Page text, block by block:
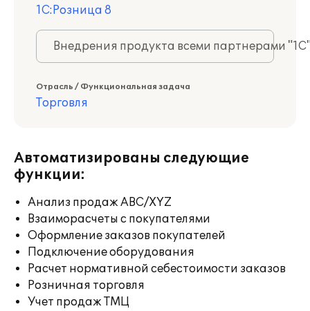
1С:Розница 8
Внедрения продукта всеми партнерами
Отрасль / Функциональная задача
Торговля
Автоматизированы следующие
функции:
Анализ продаж ABC/XYZ
Взаиморасчеты с покупателями
Оформление заказов покупателей
Подключение оборудования
Расчет нормативной себестоимости заказов
Розничная торговля
Учет продаж ТМЦ